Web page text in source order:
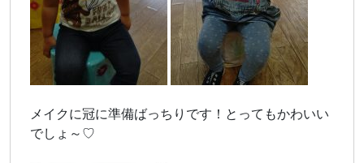
メイクに冠に準備ばっちりです！とってもかわいい
でしょ～♡